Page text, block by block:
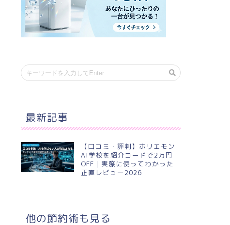
最新記事
【口コミ・評判】ホリエモン
AI学校を紹介コードで2万円
OFF｜実際に使ってわかった
正直レビュー2026
他の節約術も見る